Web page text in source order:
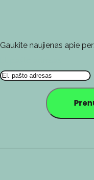
Gaukite naujienas apie